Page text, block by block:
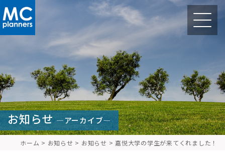
お知らせ —アーカイブ—
ホーム > お知らせ > お知らせ > 嘉悦大学の学生が来てくれました！